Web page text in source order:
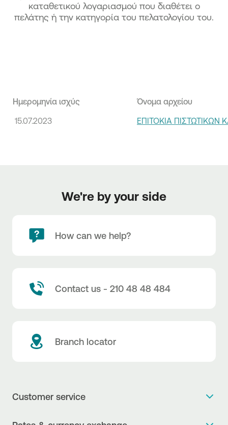
καταθετικού λογαριασμού που διαθέτει ο
πελάτης ή την κατηγορία του πελατολογίου του.
Ημερομηνία ισχύς Όνομα αρχείου
15.07.2023 ΕΠΙΤΟΚΙΑ ΠΙΣΤΩΤΙΚΩΝ
We're by your side
How can we help?
Contact us - 210 48 48 484
Branch locator
Customer service